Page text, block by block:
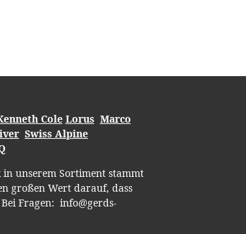
Cole Lorus Marco
Swiss Alpine
unserem Sortiment stammt
großen Wert darauf, dass
Fragen: info@gerds-